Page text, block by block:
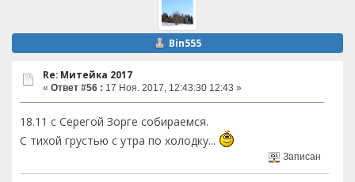
Bin555
Re: Митейка 2017
« Ответ #56 : 17 Ноя. 2017, 12:43:30 12:43 »
18.11 с Серегой Зорге собираемся.
С тихой грустью с утра по холодку...
Записан